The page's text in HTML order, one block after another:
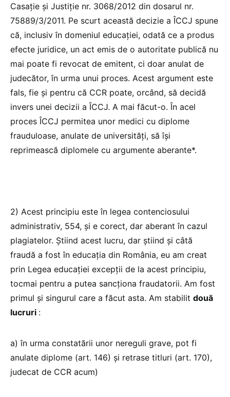
Casație și Justiție nr. 3068/2012 din dosarul nr.
75889/3/2011. Pe scurt această decizie a ÎCCJ spune
că, inclusiv în domeniul educației, odată ce a produs
efecte juridice, un act emis de o autoritate publică nu
mai poate fi revocat de emitent, ci doar anulat de
judecător, în urma unui proces. Acest argument este
fals, fie și pentru că CCR poate, orcând, să decidă
invers unei decizii a ÎCCJ. A mai făcut-o. În acel
proces ÎCCJ permitea unor medici cu diplome
frauduloase, anulate de universități, să își
reprimească diplomele cu argumente aberante*.
2) Acest principiu este în legea contenciosului
administrativ, 554, şi e corect, dar aberant în cazul
plagiatelor. Știind acest lucru, dar știind și câtă
fraudă a fost în educația din România, eu am creat
prin Legea educației excepții de la acest principiu,
tocmai pentru a putea sancționa fraudatorii. Am fost
primul și singurul care a făcut asta. Am stabilit două
lucruri :
a) în urma constatării unor nereguli grave, pot fi
anulate diplome (art. 146) și retrase titluri (art. 170),
judecat de CCR acum)